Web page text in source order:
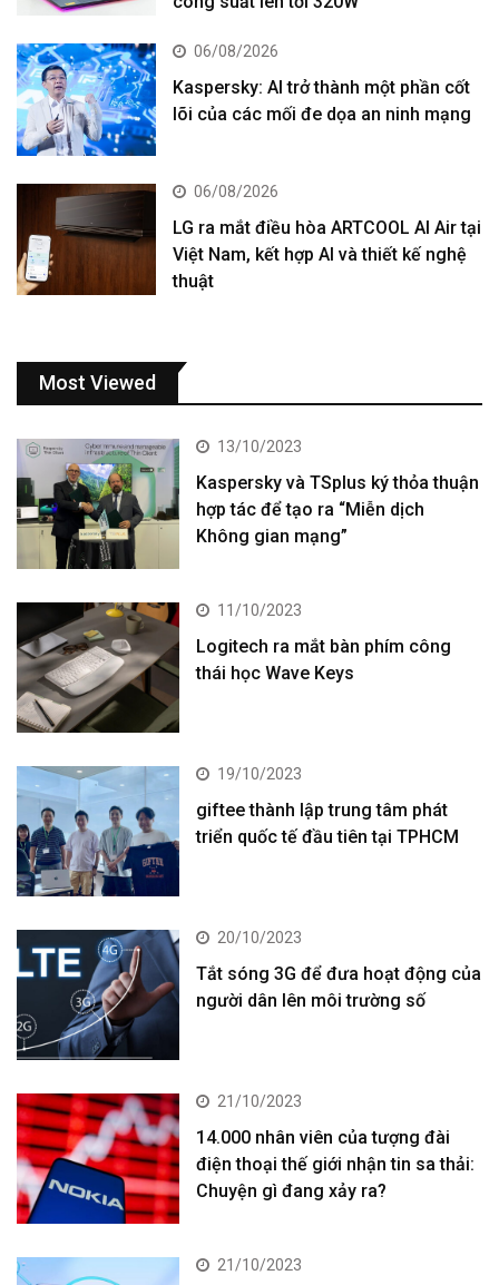
06/08/2026
Kaspersky: AI trở thành một phần cốt
lõi của các mối đe dọa an ninh mạng
06/08/2026
LG ra mắt điều hòa ARTCOOL AI Air tại
Việt Nam, kết hợp AI và thiết kế nghệ
thuật
Most Viewed
13/10/2023
Kaspersky và TSplus ký thỏa thuận
hợp tác để tạo ra “Miễn dịch
Không gian mạng”
11/10/2023
Logitech ra mắt bàn phím công
thái học Wave Keys
19/10/2023
giftee thành lập trung tâm phát
triển quốc tế đầu tiên tại TPHCM
20/10/2023
Tắt sóng 3G để đưa hoạt động của
người dân lên môi trường số
21/10/2023
14.000 nhân viên của tượng đài
điện thoại thế giới nhận tin sa thải:
Chuyện gì đang xảy ra?
21/10/2023